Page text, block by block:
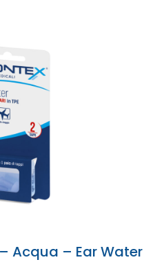
Acqua – Ear Water